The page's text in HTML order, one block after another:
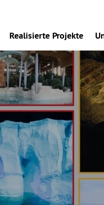
Realisierte Projekte